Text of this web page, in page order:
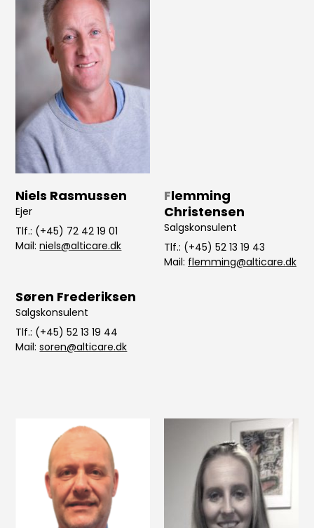
Niels Rasmussen
Ejer
Tlf.: (+45) 72 42 19 01
Mail:niels@alticare.dk
Flemming
Christensen
Salgskonsulent
Tlf.: (+45) 52 13 19 43
Mail: flemming@alticare.dk
Søren Frederiksen
Salgskonsulent
Tlf.: (+45) 52 13 19 44
Mail:soren@alticare.dk